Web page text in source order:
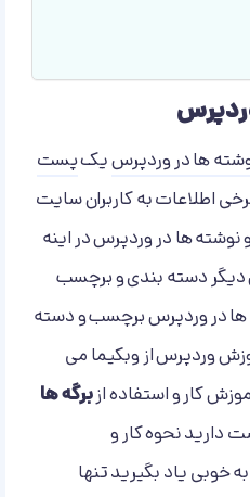
ها در وردپرسیکپست
اطلاعات به کاربران سایت
ها در وردپرس در اینه
دیگر دسته بندی و برچسب
ها در وردپرس برچسب و دسته
وردپرس از وبکیما می
کار و استفاده ازبرگه ها
دارید نحوه کار و
خوبی یاد بگیرید تنها